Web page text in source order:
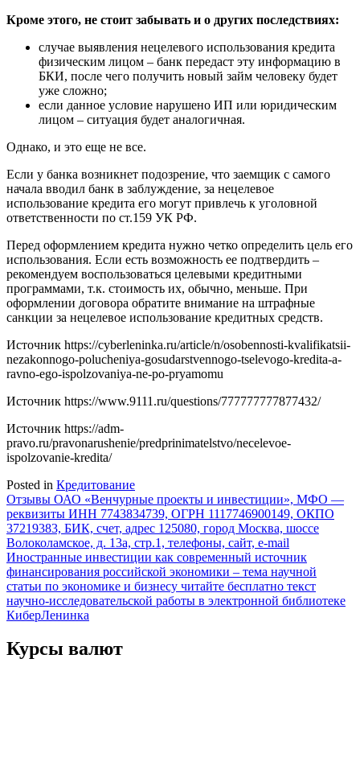
Кроме этого, не стоит забывать и о других последствиях:
случае выявления нецелевого использования кредита
физическим лицом – банк передаст эту информацию в
БКИ, после чего получить новый займ человеку будет
уже сложно;
если данное условие нарушено ИП или юридическим
лицом – ситуация будет аналогичная.
Однако, и это еще не все.
Если у банка возникнет подозрение, что заемщик с самого
начала вводил банк в заблуждение, за нецелевое
использование кредита его могут привлечь к уголовной
ответственности по ст.159 УК РФ.
Перед оформлением кредита нужно четко определить цель его
использования. Если есть возможность ее подтвердить –
рекомендуем воспользоваться целевыми кредитными
программами, т.к. стоимость их, обычно, меньше. При
оформлении договора обратите внимание на штрафные
санкции за нецелевое использование кредитных средств.
Источник https://cyberleninka.ru/article/n/osobennosti-kvalifikatsii-
nezakonnogo-polucheniya-gosudarstvennogo-tselevogo-kredita-a-
ravno-ego-ispolzovaniya-ne-po-pryamomu
Источник https://www.9111.ru/questions/777777777877432/
Источник https://adm-
pravo.ru/pravonarushenie/predprinimatelstvo/necelevoe-
ispolzovanie-kredita/
Posted in Кредитование
Навигация
по
записям
Отзывы ОАО «Венчурные проекты и инвестиции», МФО —
реквизиты ИНН 7743834739, ОГРН 1117746900149, ОКПО
37219383, БИК, счет, адрес 125080, город Москва, шоссе
Волоколамское, д. 13а, стр.1, телефоны, сайт, e-mail
Иностранные инвестиции как современный источник
финансирования российской экономики – тема научной
статьи по экономике и бизнесу читайте бесплатно текст
научно-исследовательской работы в электронной библиотеке
КиберЛенинка
Курсы валют